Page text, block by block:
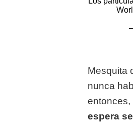
Mesquita
nunca
entonces,
espera